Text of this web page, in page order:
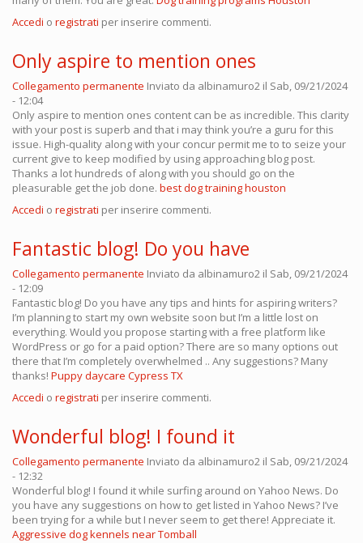
Accedi o registrati per inserire commenti.
Only aspire to mention ones
Collegamento permanente Inviato da albinamuro2 il Sab, 09/21/2024
- 12:04
Only aspire to mention ones content can be as incredible. This clarity
with your post is superb and that i may think you’re a guru for this
issue. High-quality along with your concur permit me to to seize your
current give to keep modified by using approaching blog post.
Thanks a lot hundreds of along with you should go on the
pleasurable get the job done. best dog training houston
Accedi o registrati per inserire commenti.
Fantastic blog! Do you have
Collegamento permanente Inviato da albinamuro2 il Sab, 09/21/2024
- 12:09
Fantastic blog! Do you have any tips and hints for aspiring writers?
I’m planning to start my own website soon but I’m a little lost on
everything. Would you propose starting with a free platform like
WordPress or go for a paid option? There are so many options out
there that I’m completely overwhelmed .. Any suggestions? Many
thanks! Puppy daycare Cypress TX
Accedi o registrati per inserire commenti.
Wonderful blog! I found it
Collegamento permanente Inviato da albinamuro2 il Sab, 09/21/2024
- 12:32
Wonderful blog! I found it while surfing around on Yahoo News. Do
you have any suggestions on how to get listed in Yahoo News? I’ve
been trying for a while but I never seem to get there! Appreciate it.
Aggressive dog kennels near Tomball